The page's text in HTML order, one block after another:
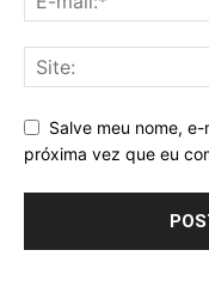
Salve meu nome,
próxima vez que eu